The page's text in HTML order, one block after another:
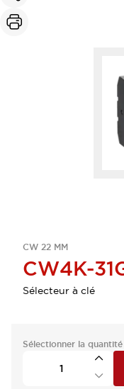
CW 22 MM
CW4K-
Sélecteur à clé
Sélectionner la quantité